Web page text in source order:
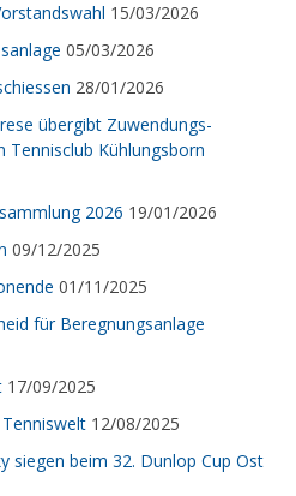
15/03/2026
05/03/2026
28/01/2026
übergibt Zuwendungs-
Tennisclub Kühlungsborn
2026 19/01/2026
09/12/2025
01/11/2025
für Beregnungsanlage
17/09/2025
12/08/2025
siegen beim 32. Dunlop Cup Ost